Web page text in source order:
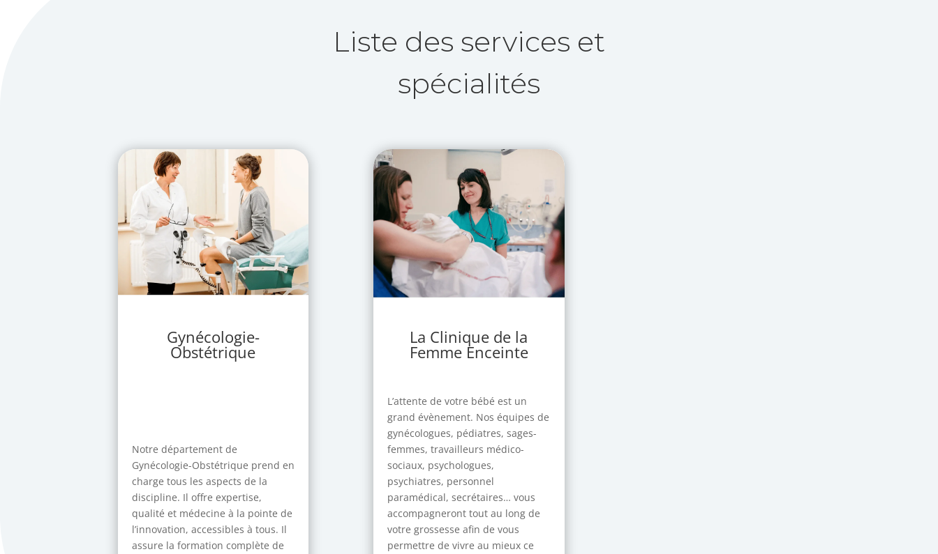
Liste des services et
spécialités
Gynécologie-
Obstétrique
Notre département de
Gynécologie-Obstétrique prend en
charge tous les aspects de la
discipline. Il offre expertise,
qualité et médecine à la pointe de
l’innovation, accessibles à tous. Il
assure la formation complète de
La Clinique de la
Femme Enceinte
L’attente de votre bébé est un
grand évènement. Nos équipes de
gynécologues, pédiatres, sages-
femmes, travailleurs médico-
sociaux, psychologues,
psychiatres, personnel
paramédical, secrétaires… vous
accompagneront tout au long de
votre grossesse afin de vous
permettre de vivre au mieux ce